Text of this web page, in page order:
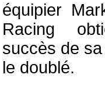
équipier
Racing
succès de
le doublé.